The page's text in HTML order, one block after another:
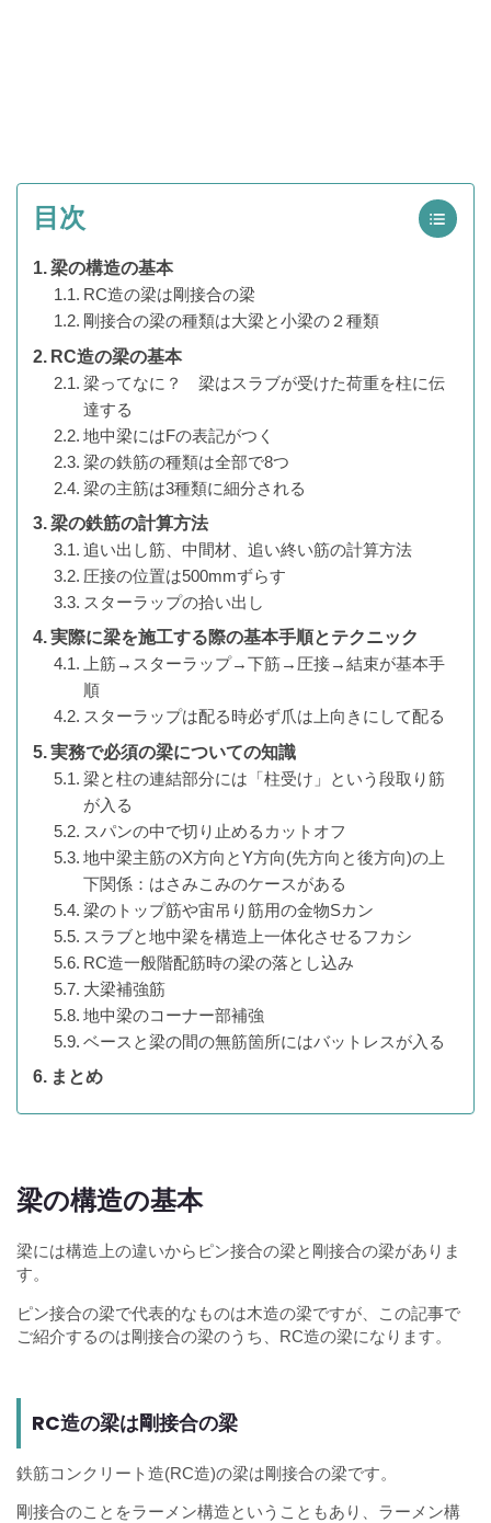
目次
梁の構造の基本
RC造の梁は剛接合の梁
剛接合の梁の種類は大梁と小梁の２種類
RC造の梁の基本
梁ってなに？ 梁はスラブが受けた荷重を柱に伝
達する
地中梁にはFの表記がつく
梁の鉄筋の種類は全部で8つ
梁の主筋は3種類に細分される
梁の鉄筋の計算方法
追い出し筋、中間材、追い終い筋の計算方法
圧接の位置は500mmずらす
スターラップの拾い出し
実際に梁を施工する際の基本手順とテクニック
上筋→スターラップ→下筋→圧接→結束が基本手
順
スターラップは配る時必ず爪は上向きにして配る
実務で必須の梁についての知識
梁と柱の連結部分には「柱受け」という段取り筋
が入る
スパンの中で切り止めるカットオフ
地中梁主筋のX方向とY方向(先方向と後方向)の上
下関係：はさみこみのケースがある
梁のトップ筋や宙吊り筋用の金物Sカン
スラブと地中梁を構造上一体化させるフカシ
RC造一般階配筋時の梁の落とし込み
大梁補強筋
地中梁のコーナー部補強
ベースと梁の間の無筋箇所にはバットレスが入る
まとめ
梁の構造の基本
梁には構造上の違いからピン接合の梁と剛接合の梁がありま
す。
ピン接合の梁で代表的なものは木造の梁ですが、この記事で
ご紹介するのは剛接合の梁のうち、RC造の梁になります。
RC造の梁は剛接合の梁
鉄筋コンクリート造(RC造)の梁は剛接合の梁です。
剛接合のことをラーメン構造ということもあり、ラーメン構